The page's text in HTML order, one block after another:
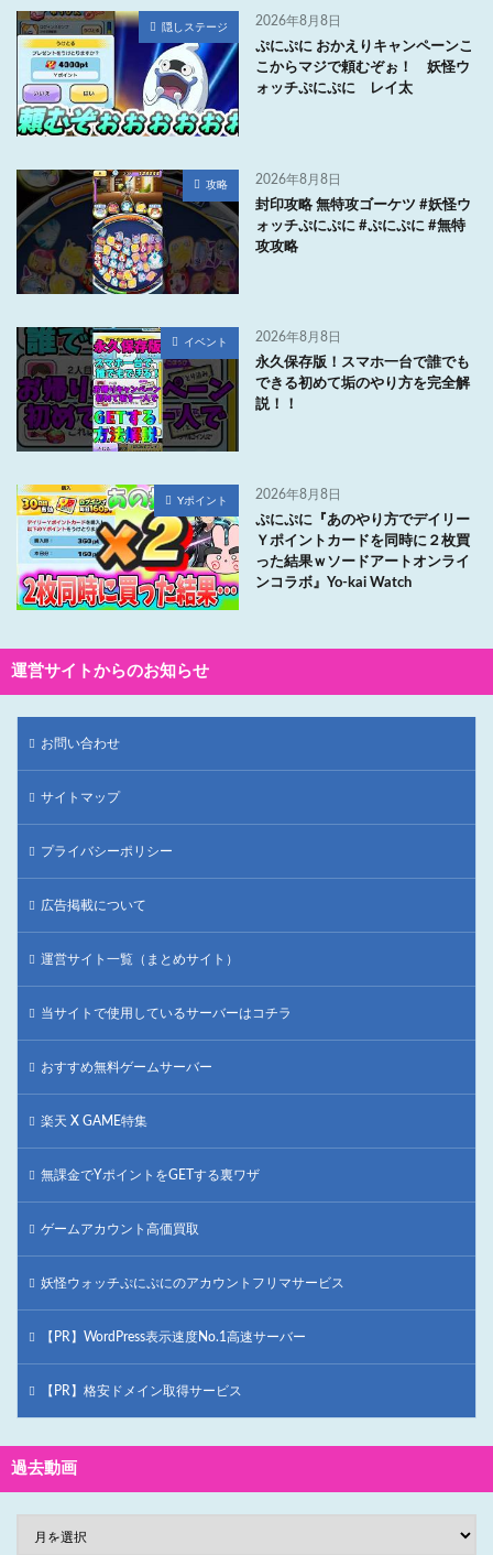
隠しステージ 2026年8月8日
ぷにぷに おかえりキャンペーンこ
こからマジで頼むぞぉ！ 妖怪ウ
ォッチぷにぷに レイ太
攻略 2026年8月8日
封印攻略 無特攻ゴーケツ #妖怪ウ
ォッチぷにぷに #ぷにぷに #無特
攻攻略
イベント 2026年8月8日
永久保存版！スマホ一台で誰でも
できる初めて垢のやり方を完全解
説！！
Yポイント 2026年8月8日
ぷにぷに『あのやり方でデイリー
Ｙポイントカードを同時に２枚買
った結果ｗソードアートオンライ
ンコラボ』Yo-kai Watch
運営サイトからのお知らせ
お問い合わせ
サイトマップ
プライバシーポリシー
広告掲載について
運営サイト一覧（まとめサイト）
当サイトで使用しているサーバーはコチラ
おすすめ無料ゲームサーバー
楽天 X GAME特集
無課金でYポイントをGETする裏ワザ
ゲームアカウント高価買取
妖怪ウォッチぷにぷにのアカウントフリマサービス
【PR】WordPress表示速度No.1高速サーバー
【PR】格安ドメイン取得サービス
過去動画